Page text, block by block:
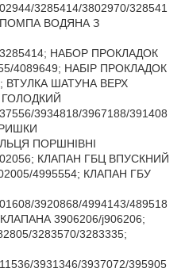
3285414/3802970/328541
ПОМПА ВОДЯНА З
3285414; НАБОР ПРОКЛАДОК
4089649; НАБІР ПРОКЛАДОК
ВТУЛКА ШАТУНА ВЕРХ
3934818/3967188/391408
ПОРШНІВНІ
КЛАПАН ГБЦ ВПУСКНИЙ
4995554; КЛАПАН ГБУ
3920868/4994143/489518
3906206/j906206;
3283570/3283335;
3931346/3937072/395905